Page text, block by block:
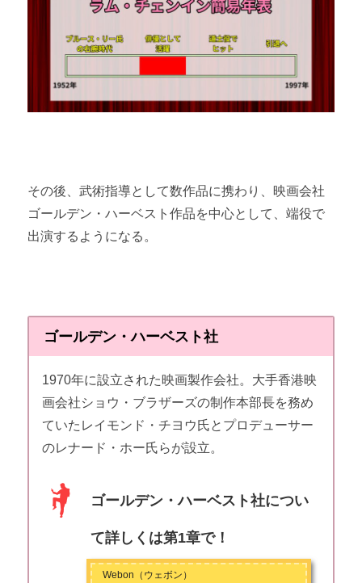
その後、武術指導として数作品に携わり、映画会社
ゴールデン・ハーベスト作品を中心として、端役で
出演するようになる。
ゴールデン・ハーベスト社
1970年に設立された映画製作会社。大手香港映
画会社ショウ・ブラザーズの制作本部長を務め
ていたレイモンド・チヨウ氏とプロデューサー
のレナード・ホー氏らが設立。
ゴールデン・ハーベスト社につい
て詳しくは第1章で！
Webon（ウェボン）